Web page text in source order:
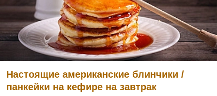
Настоящие американские блинчики /
панкейки на кефире на завтрак